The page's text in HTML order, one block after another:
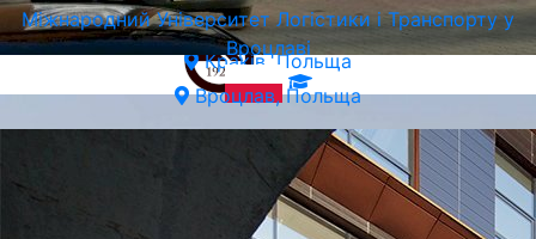
Краківський Економічний Університет (UEK)
Краків, Польща
Міжнародний Університет Логістики і Транспорту у
Вроцлаві
Вроцлав, Польща